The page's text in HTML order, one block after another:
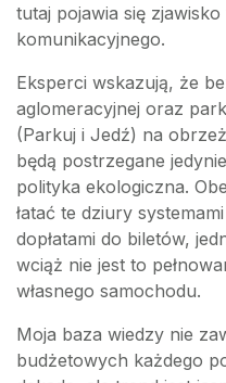
tutaj pojawia się
komunikacyjnego.
Eksperci wskazują, że
aglomeracyjnej oraz
(Parkuj i Jedź) na
będą postrzegane
polityka ekologiczna.
łatać te dziury
dopłatami do biletów,
wciąż nie jest to
własnego samochodu.
Moja baza wiedzy nie
budżetowych każdego